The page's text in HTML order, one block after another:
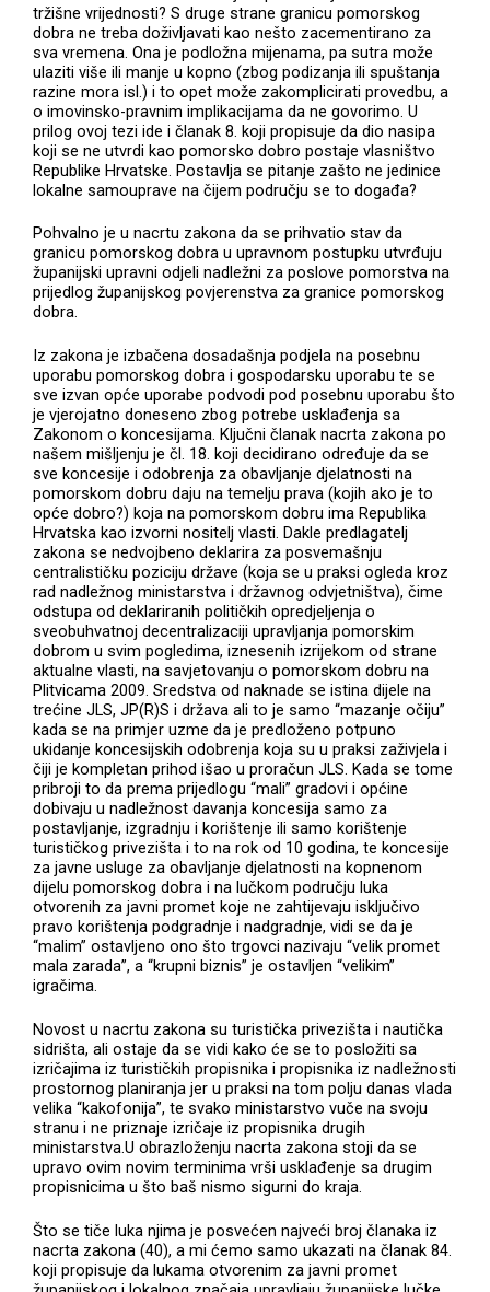
tržišne vrijednosti? S druge strane granicu pomorskog
dobra ne treba doživljavati kao nešto zacementirano za
sva vremena. Ona je podložna mijenama, pa sutra može
ulaziti više ili manje u kopno (zbog podizanja ili spuštanja
razine mora isl.) i to opet može zakomplicirati provedbu, a
o imovinsko-pravnim implikacijama da ne govorimo. U
prilog ovoj tezi ide i članak 8. koji propisuje da dio nasipa
koji se ne utvrdi kao pomorsko dobro postaje vlasništvo
Republike Hrvatske. Postavlja se pitanje zašto ne jedinice
lokalne samouprave na čijem području se to događa?
Pohvalno je u nacrtu zakona da se prihvatio stav da
granicu pomorskog dobra u upravnom postupku utvrđuju
županijski upravni odjeli nadležni za poslove pomorstva na
prijedlog županijskog povjerenstva za granice pomorskog
dobra.
Iz zakona je izbačena dosadašnja podjela na posebnu
uporabu pomorskog dobra i gospodarsku uporabu te se
sve izvan opće uporabe podvodi pod posebnu uporabu što
je vjerojatno doneseno zbog potrebe usklađenja sa
Zakonom o koncesijama. Ključni članak nacrta zakona po
našem mišljenju je čl. 18. koji decidirano određuje da se
sve koncesije i odobrenja za obavljanje djelatnosti na
pomorskom dobru daju na temelju prava (kojih ako je to
opće dobro?) koja na pomorskom dobru ima Republika
Hrvatska kao izvorni nositelj vlasti. Dakle predlagatelj
zakona se nedvojbeno deklarira za posvemašnju
centralističku poziciju države (koja se u praksi ogleda kroz
rad nadležnog ministarstva i državnog odvjetništva), čime
odstupa od deklariranih političkih opredjeljenja o
sveobuhvatnoj decentralizaciji upravljanja pomorskim
dobrom u svim pogledima, iznesenih izrijekom od strane
aktualne vlasti, na savjetovanju o pomorskom dobru na
Plitvicama 2009. Sredstva od naknade se istina dijele na
trećine JLS, JP(R)S i država ali to je samo “mazanje očiju”
kada se na primjer uzme da je predloženo potpuno
ukidanje koncesijskih odobrenja koja su u praksi zaživjela i
čiji je kompletan prihod išao u proračun JLS. Kada se tome
pribroji to da prema prijedlogu “mali” gradovi i općine
dobivaju u nadležnost davanja koncesija samo za
postavljanje, izgradnju i korištenje ili samo korištenje
turističkog privezišta i to na rok od 10 godina, te koncesije
za javne usluge za obavljanje djelatnosti na kopnenom
dijelu pomorskog dobra i na lučkom području luka
otvorenih za javni promet koje ne zahtijevaju isključivo
pravo korištenja podgradnje i nadgradnje, vidi se da je
“malim” ostavljeno ono što trgovci nazivaju “velik promet
mala zarada”, a “krupni biznis” je ostavljen “velikim”
igračima.
Novost u nacrtu zakona su turistička privezišta i nautička
sidrišta, ali ostaje da se vidi kako će se to posložiti sa
izričajima iz turističkih propisnika i propisnika iz nadležnosti
prostornog planiranja jer u praksi na tom polju danas vlada
velika “kakofonija”, te svako ministarstvo vuče na svoju
stranu i ne priznaje izričaje iz propisnika drugih
ministarstva.U obrazloženju nacrta zakona stoji da se
upravo ovim novim terminima vrši usklađenje sa drugim
propisnicima u što baš nismo sigurni do kraja.
Što se tiče luka njima je posvećen najveći broj članaka iz
nacrta zakona (40), a mi ćemo samo ukazati na članak 84.
koji propisuje da lukama otvorenim za javni promet